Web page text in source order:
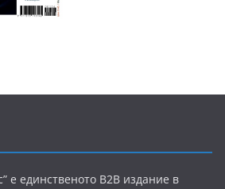
е единственото B2B издание в